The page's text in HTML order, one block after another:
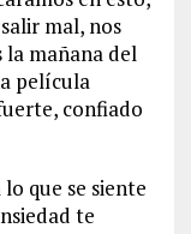
mal, nos
mañana del
película
confiado
que se siente
te